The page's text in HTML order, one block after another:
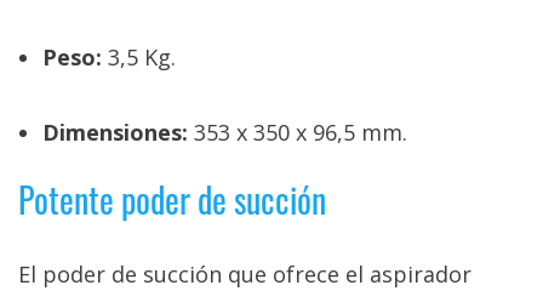
Peso: 3,5 Kg.
Dimensiones: 353 x 350 x 96,5 mm.
Potente poder de succión
El poder de succión que ofrece el aspirador